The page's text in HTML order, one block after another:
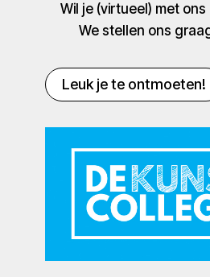
Wil je (virtueel) met
We stellen ons
Leuk je te ontmoeten!